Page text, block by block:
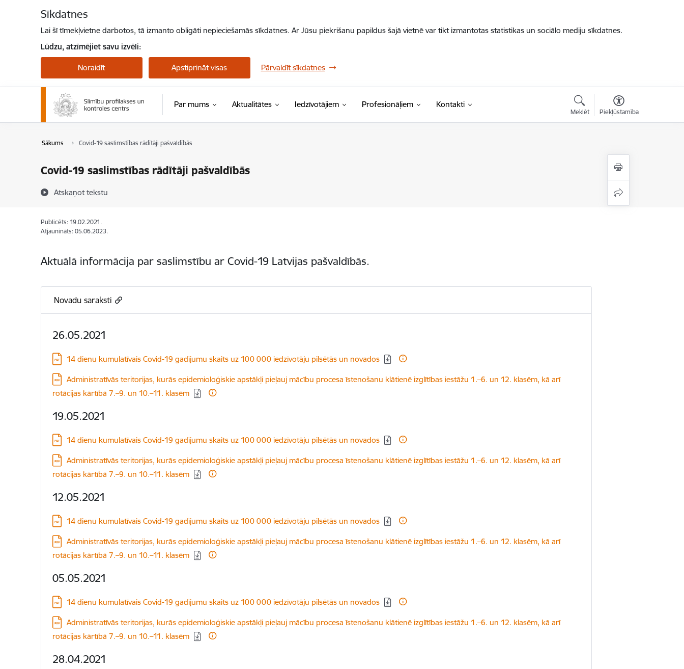
Sīkdatnes
Lai šī tīmekļvietne darbotos, tā izmanto obligāti nepieciešamās sīkdatnes. Ar Jūsu piekrišanu papildus šajā vietnē var tikt izmantotas statistikas un sociālo mediju sīkdatnes.
Lūdzu, atzīmējiet savu izvēli:
Noraidīt Apstiprināt visas Pārvaldīt sīkdatnes
Par mums Aktualitātes Iedzīvotājiem Profesionāļiem Kontakti
Pērtiķu bakas
Meklēt Piekļūstamība
Sākums Covid-19 saslimstības rādītāji pašvaldībās
Covid-19 saslimstības rādītāji pašvaldībās
Atskaņot tekstu
Publicēts: 19.02.2021.
Atjaunināts: 05.06.2023.
Aktuālā informācija par saslimstību ar Covid-19 Latvijas pašvaldībās.
Novadu saraksti
26.05.2021
Lejupielādēt:
14 dienu kumulatīvais Covid-19 gadījumu skaits uz 100 000 iedzīvotāju pilsētās un novados
Lejupielādēt:
Administratīvās teritorijas, kurās epidemioloģiskie apstākļi pieļauj mācību procesa īstenošanu klātienē izglītības iestāžu 1.–6. un 12. klasēm, kā arī
rotācijas kārtībā 7.–9. un 10.–11. klasēm
19.05.2021
Lejupielādēt:
14 dienu kumulatīvais Covid-19 gadījumu skaits uz 100 000 iedzīvotāju pilsētās un novados
Lejupielādēt:
Administratīvās teritorijas, kurās epidemioloģiskie apstākļi pieļauj mācību procesa īstenošanu klātienē izglītības iestāžu 1.–6. un 12. klasēm, kā arī
rotācijas kārtībā 7.–9. un 10.–11. klasēm
12.05.2021
Lejupielādēt:
14 dienu kumulatīvais Covid-19 gadījumu skaits uz 100 000 iedzīvotāju pilsētās un novados
Lejupielādēt:
Administratīvās teritorijas, kurās epidemioloģiskie apstākļi pieļauj mācību procesa īstenošanu klātienē izglītības iestāžu 1.–6. un 12. klasēm, kā arī
rotācijas kārtībā 7.–9. un 10.–11. klasēm
05.05.2021
Lejupielādēt:
14 dienu kumulatīvais Covid-19 gadījumu skaits uz 100 000 iedzīvotāju pilsētās un novados
Lejupielādēt:
Administratīvās teritorijas, kurās epidemioloģiskie apstākļi pieļauj mācību procesa īstenošanu klātienē izglītības iestāžu 1.–6. un 12. klasēm, kā arī
rotācijas kārtībā 7.–9. un 10.–11. klasēm
28.04.2021